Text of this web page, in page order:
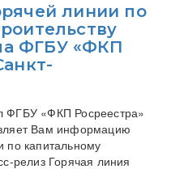
линии по
ФГБУ «ФКП
ФГБУ «ФКП Росреестра»
Вам информацию
по капитальному
релиз Горячая линия